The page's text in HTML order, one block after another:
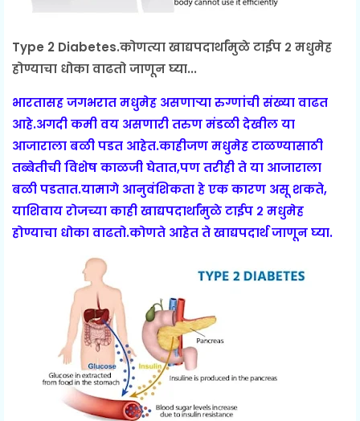
Type 2 Diabetes.कोणत्या खाद्यपदार्थांमुळे टाईप २ मधुमेह
होण्याचा धोका वाढतो जाणून घ्या...
भारतासह जगभरात मधुमेह असणाऱ्या रुग्णांची संख्या वाढत
आहे.अगदी कमी वय असणारी तरुण मंडळी देखील या
आजाराला बळी पडत आहेत.काहीजण मधुमेह टाळण्यासाठी
तब्बेतीची विशेष काळजी घेतात,पण तरीही ते या आजाराला
बळी पडतात.यामागे आनुवंशिकता हे एक कारण असू शकते,
याशिवाय रोजच्या काही खाद्यपदार्थांमुळे टाईप २ मधुमेह
होण्याचा धोका वाढतो.कोणते आहेत ते खाद्यपदार्थ जाणून घ्या.